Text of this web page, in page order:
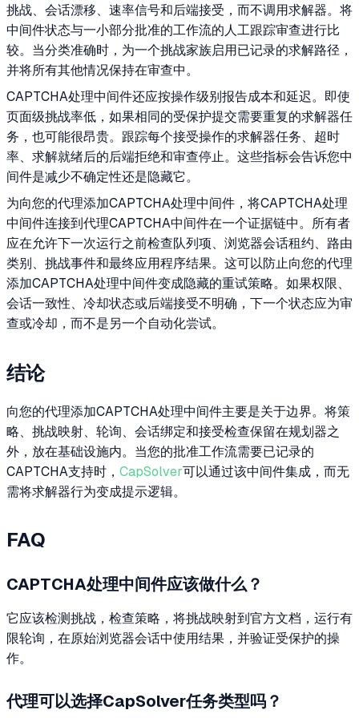
挑战、会话漂移、速率信号和后端接受，而不调用求解器。将
中间件状态与一小部分批准的工作流的人工跟踪审查进行比
较。当分类准确时，为一个挑战家族启用已记录的求解路径，
并将所有其他情况保持在审查中。
CAPTCHA处理中间件还应按操作级别报告成本和延迟。即使
页面级挑战率低，如果相同的受保护提交需要重复的求解器任
务，也可能很昂贵。跟踪每个接受操作的求解器任务、超时
率、求解就绪后的后端拒绝和审查停止。这些指标会告诉您中
间件是减少不确定性还是隐藏它。
为向您的代理添加CAPTCHA处理中间件，将CAPTCHA处理
中间件连接到代理CAPTCHA中间件在一个证据链中。所有者
应在允许下一次运行之前检查队列项、浏览器会话租约、路由
类别、挑战事件和最终应用程序结果。这可以防止向您的代理
添加CAPTCHA处理中间件变成隐藏的重试策略。如果权限、
会话一致性、冷却状态或后端接受不明确，下一个状态应为审
查或冷却，而不是另一个自动化尝试。
结论
向您的代理添加CAPTCHA处理中间件主要是关于边界。将策
略、挑战映射、轮询、会话绑定和接受检查保留在规划器之
外，放在基础设施内。当您的批准工作流需要已记录的
CAPTCHA支持时， CapSolver可以通过该中间件集成，而无
需将求解器行为变成提示逻辑。
FAQ
CAPTCHA处理中间件应该做什么？
它应该检测挑战，检查策略，将挑战映射到官方文档，运行有
限轮询，在原始浏览器会话中使用结果，并验证受保护的操
作。
代理可以选择CapSolver任务类型吗？